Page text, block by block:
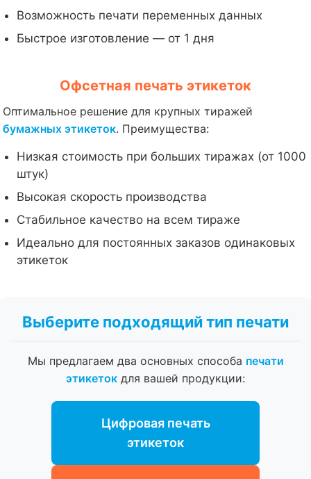
Возможность печати переменных данных
Быстрое изготовление — от 1 дня
Офсетная печать этикеток
Оптимальное решение для крупных тиражей
бумажных этикеток. Преимущества:
Низкая стоимость при больших тиражах (от 1000
штук)
Высокая скорость производства
Стабильное качество на всем тираже
Идеально для постоянных заказов одинаковых
этикеток
Выберите подходящий тип печати
Мы предлагаем два основных способа печати
этикеток для вашей продукции:
Цифровая печать
этикеток